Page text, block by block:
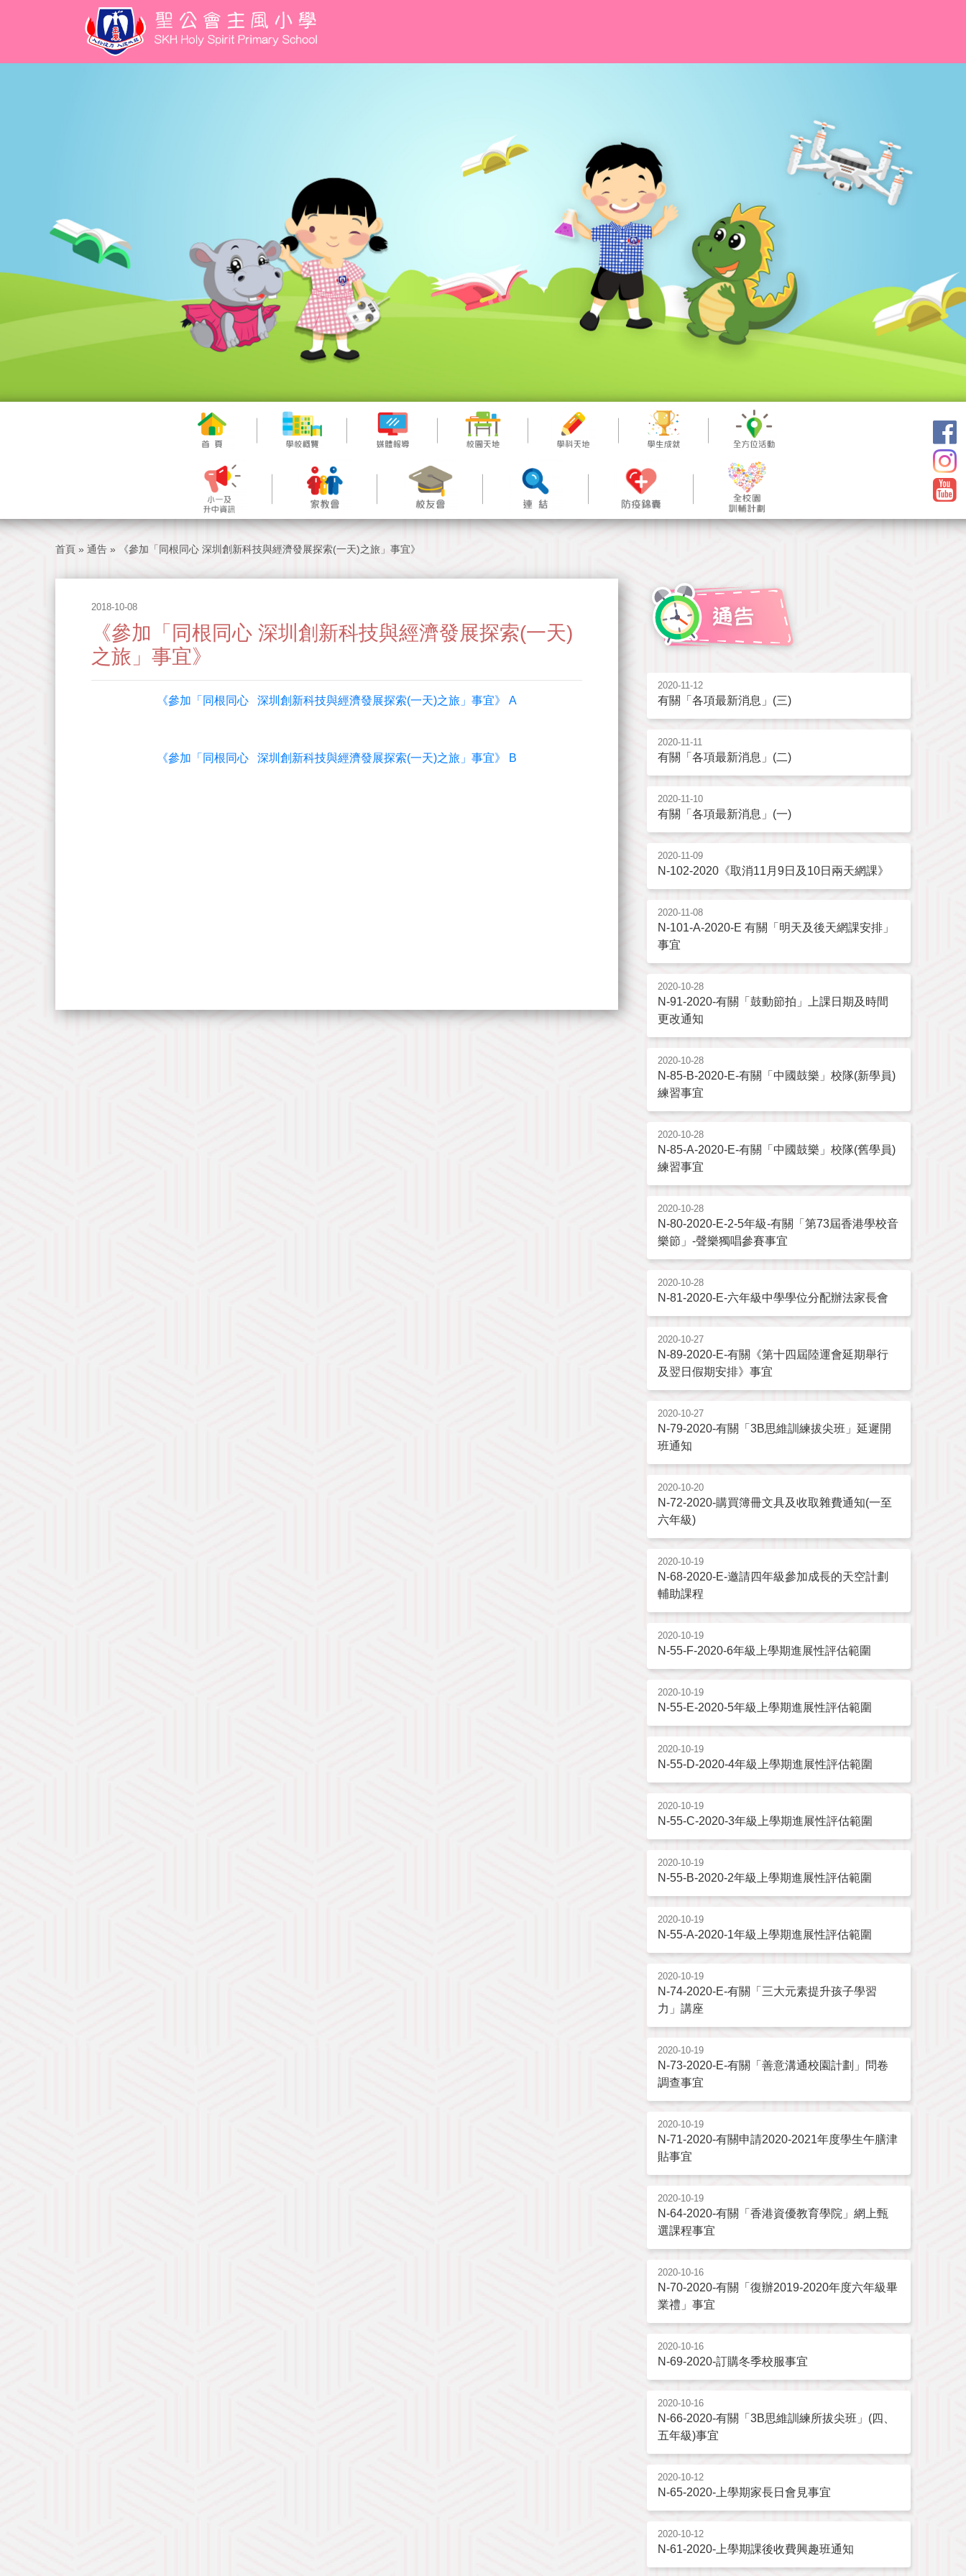
首頁 » 通告 » 《參加「同根同心 深圳創新科技與經濟發展探索(一天)之旅」事宜》
2018-10-08
《參加「同根同心 深圳創新科技與經濟發展探索(一天)
之旅」事宜》
《參加「同根同心 深圳創新科技與經濟發展探索(一天)之旅」事宜》 A
《參加「同根同心 深圳創新科技與經濟發展探索(一天)之旅」事宜》 B
2020-11-12
有關「各項最新消息」(三)
2020-11-11
有關「各項最新消息」(二)
2020-11-10
有關「各項最新消息」(一)
2020-11-09
N-102-2020《取消11月9日及10日兩天網課》
2020-11-08
N-101-A-2020-E 有關「明天及後天網課安排」
事宜
2020-10-28
N-91-2020-有關「鼓動節拍」上課日期及時間
更改通知
2020-10-28
N-85-B-2020-E-有關「中國鼓樂」校隊(新學員)
練習事宜
2020-10-28
N-85-A-2020-E-有關「中國鼓樂」校隊(舊學員)
練習事宜
2020-10-28
N-80-2020-E-2-5年級-有關「第73屆香港學校音
樂節」-聲樂獨唱參賽事宜
2020-10-28
N-81-2020-E-六年級中學學位分配辦法家長會
2020-10-27
N-89-2020-E-有關《第十四屆陸運會延期舉行
及翌日假期安排》事宜
2020-10-27
N-79-2020-有關「3B思維訓練拔尖班」延遲開
班通知
2020-10-20
N-72-2020-購買簿冊文具及收取雜費通知(一至
六年級)
2020-10-19
N-68-2020-E-邀請四年級參加成長的天空計劃
輔助課程
2020-10-19
N-55-F-2020-6年級上學期進展性評估範圍
2020-10-19
N-55-E-2020-5年級上學期進展性評估範圍
2020-10-19
N-55-D-2020-4年級上學期進展性評估範圍
2020-10-19
N-55-C-2020-3年級上學期進展性評估範圍
2020-10-19
N-55-B-2020-2年級上學期進展性評估範圍
2020-10-19
N-55-A-2020-1年級上學期進展性評估範圍
2020-10-19
N-74-2020-E-有關「三大元素提升孩子學習
力」講座
2020-10-19
N-73-2020-E-有關「善意溝通校園計劃」問卷
調查事宜
2020-10-19
N-71-2020-有關申請2020-2021年度學生午膳津
貼事宜
2020-10-19
N-64-2020-有關「香港資優教育學院」網上甄
選課程事宜
2020-10-16
N-70-2020-有關「復辦2019-2020年度六年級畢
業禮」事宜
2020-10-16
N-69-2020-訂購冬季校服事宜
2020-10-16
N-66-2020-有關「3B思維訓練所拔尖班」(四、
五年級)事宜
2020-10-12
N-65-2020-上學期家長日會見事宜
2020-10-12
N-61-2020-上學期課後收費興趣班通知